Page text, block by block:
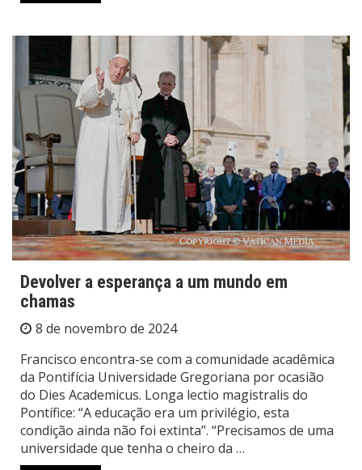
Devolver a esperança a um mundo em
chamas
8 de novembro de 2024
Francisco encontra-se com a comunidade acadêmica
da Pontifícia Universidade Gregoriana por ocasião
do Dies Academicus. Longa lectio magistralis do
Pontífice: “A educação era um privilégio, esta
condição ainda não foi extinta”. “Precisamos de uma
universidade que tenha o cheiro da …